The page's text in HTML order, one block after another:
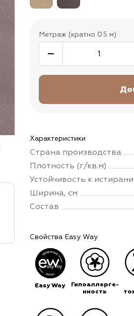
Метраж (кратно 0.5 м)
Характеристики
Страна производства
Плотность (г/кв.м)
Устойчивость к
Ширина, см
Состав
Свойства Easy Way
Easy Way
Гипоаллерге-
нность